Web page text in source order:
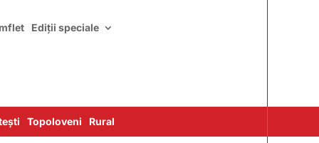
Ediții speciale
Topoloveni Rural